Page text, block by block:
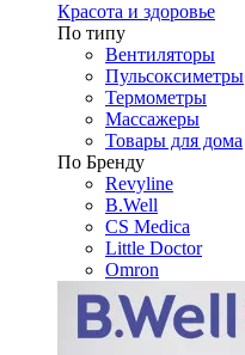
Красота и здоровье
По типу
Вентиляторы
Пульсоксиметры
Термометры
Массажеры
Товары для дома
По Бренду
Revyline
B.Well
CS Medica
Little Doctor
Omron